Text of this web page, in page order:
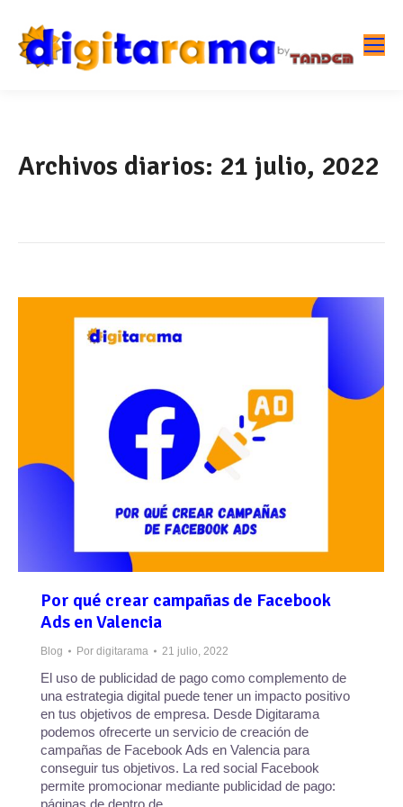
Archivos diarios: 21 julio, 2022
Por qué crear campañas de Facebook
Ads en Valencia
Blog Por digitarama 21 julio, 2022
El uso de publicidad de pago como complemento de
una estrategia digital puede tener un impacto positivo
en tus objetivos de empresa. Desde Digitarama
podemos ofrecerte un servicio de creación de
campañas de Facebook Ads en Valencia para
conseguir tus objetivos. La red social Facebook
permite promocionar mediante publicidad de pago: